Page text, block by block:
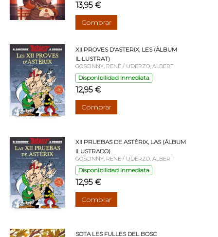
13,95 €
Comprar
XII PROVES D'ASTERIX, LES (ÀLBUM
IL·LUSTRAT)
GOSCINNY, RENÉ / UDERZO, ALBERT
Disponibilidad inmediata
12,95 €
Comprar
XII PRUEBAS DE ASTÉRIX, LAS (ÁLBUM
ILUSTRADO)
GOSCINNY, RENE / UDERZO, ALBERT
Disponibilidad inmediata
12,95 €
Comprar
SOTA LES FULLES DEL BOSC